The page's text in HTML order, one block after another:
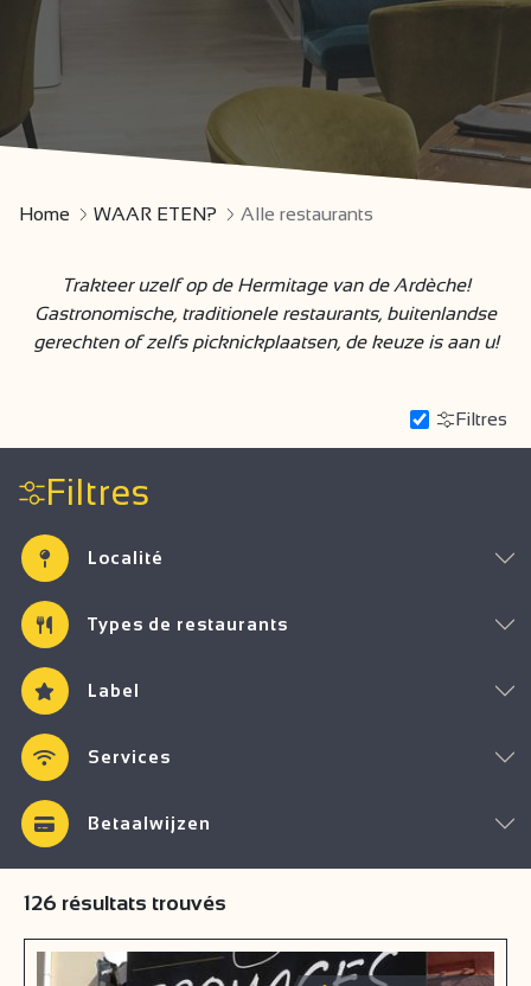
Home WAAR ETEN? Alle restaurants
Trakteer uzelf op de Hermitage van de Ardèche!
Gastronomische, traditionele restaurants, buitenlandse
gerechten of zelfs picknickplaatsen, de keuze is aan u!
Filtres
Filtres
Localité
Types de restaurants
Label
Services
Betaalwijzen
126 résultats trouvés